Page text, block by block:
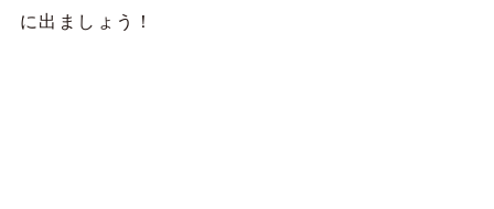
に出ましょう！